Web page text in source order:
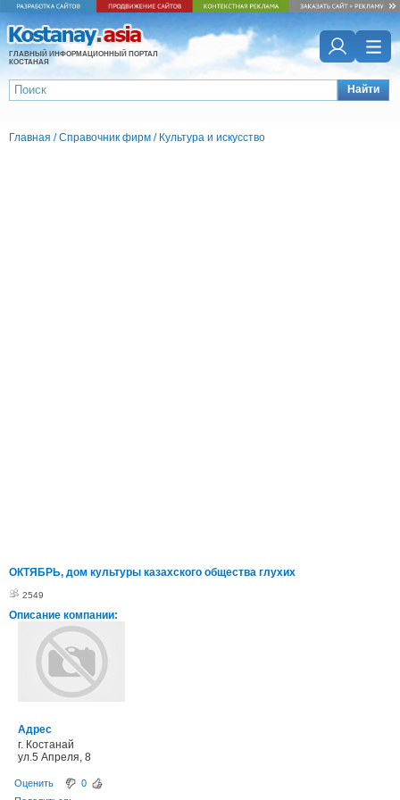
ГЛАВНЫЙ ИНФОРМАЦИОННЫЙ ПОРТАЛ
КОСТАНАЯ
Найти
Главная /Справочник фирм / Культура и искусство
ОКТЯБРЬ, дом культуры казахского общества глухих
2549
Описание компании:
Адрес
г. Костанай
ул.5 Апреля, 8
Оценить
0